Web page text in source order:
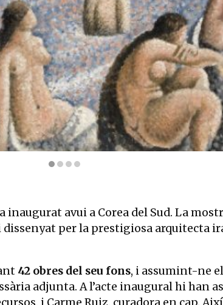
Gala-Salvador Dalí, Figueres/SACK, 2021
inaugurat avui a Corea del Sud. La
dissenyat per la prestigiosa arquitecta
42 obres del seu fons, i assumint-ne
adjunta. A l’acte inaugural hi han
i Carme Ruiz, curadora en cap.